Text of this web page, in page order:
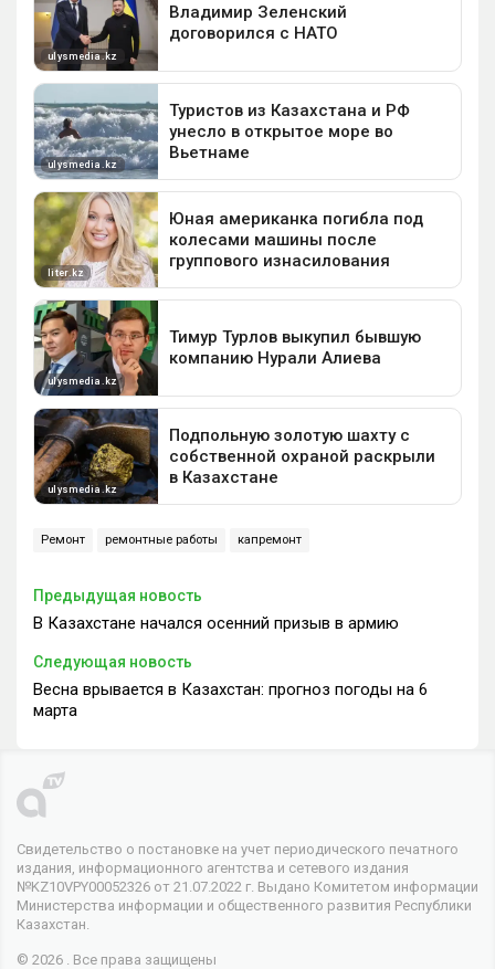
Ремонт ремонтные работы капремонт
Предыдущая новость
В Казахстане начался осенний призыв в армию
Следующая новость
Весна врывается в Казахстан: прогноз погоды на 6
марта
Свидетельство о постановке на учет периодического печатного
издания, информационного агентства и сетевого издания
№KZ10VPY00052326 от 21.07.2022 г. Выдано Комитетом информации
Министерства информации и общественного развития Республики
Казахстан.
© 2026 . Все права защищены